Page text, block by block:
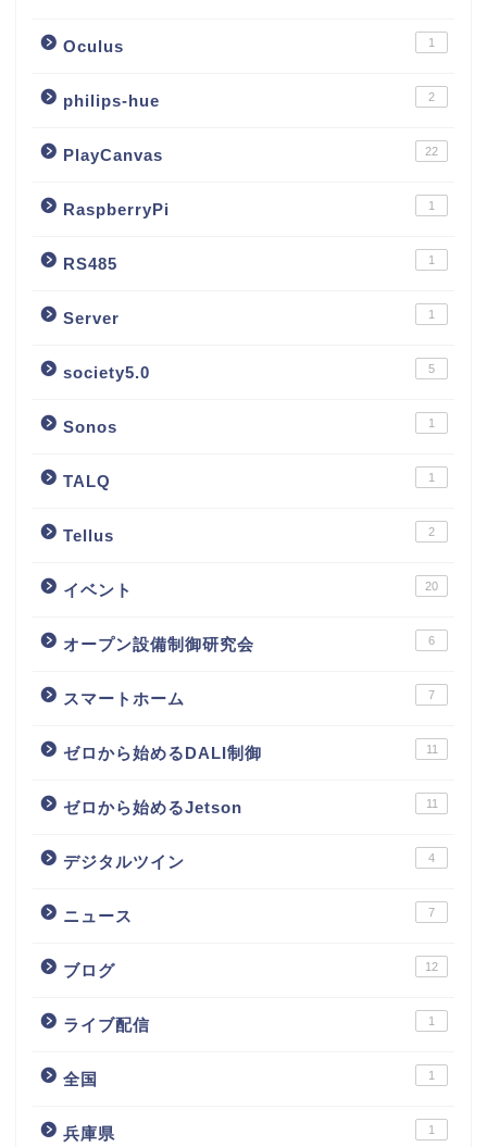
Oculus 1
philips-hue 2
PlayCanvas 22
RaspberryPi 1
RS485 1
Server 1
society5.0 5
Sonos 1
TALQ 1
Tellus 2
イベント 20
オープン設備制御研究会 6
スマートホーム 7
ゼロから始めるDALI制御 11
ゼロから始めるJetson 11
デジタルツイン 4
ニュース 7
ブログ 12
ライブ配信 1
全国 1
兵庫県 1